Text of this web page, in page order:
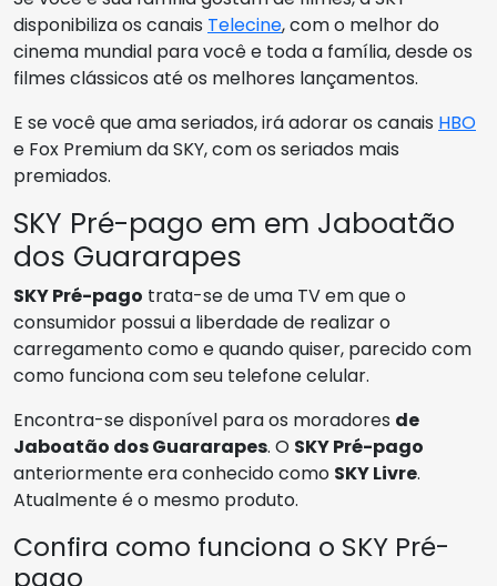
disponibiliza os canais Telecine, com o melhor do
cinema mundial para você e toda a família, desde os
filmes clássicos até os melhores lançamentos.
E se você que ama seriados, irá adorar os canais HBO
e Fox Premium da SKY, com os seriados mais
premiados.
SKY Pré-pago em em Jaboatão
dos Guararapes
SKY Pré-pago trata-se de uma TV em que o
consumidor possui a liberdade de realizar o
carregamento como e quando quiser, parecido com
como funciona com seu telefone celular.
Encontra-se disponível para os moradores de
Jaboatão dos Guararapes. O SKY Pré-pago
anteriormente era conhecido como SKY Livre.
Atualmente é o mesmo produto.
Confira como funciona o SKY Pré-
pago